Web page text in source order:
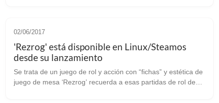
02/06/2017
'Rezrog' está disponible en Linux/Steamos
desde su lanzamiento
Se trata de un juego de rol y acción con “fichas” y estética de
juego de mesa ‘Rezrog’ recuerda a esas partidas de rol de